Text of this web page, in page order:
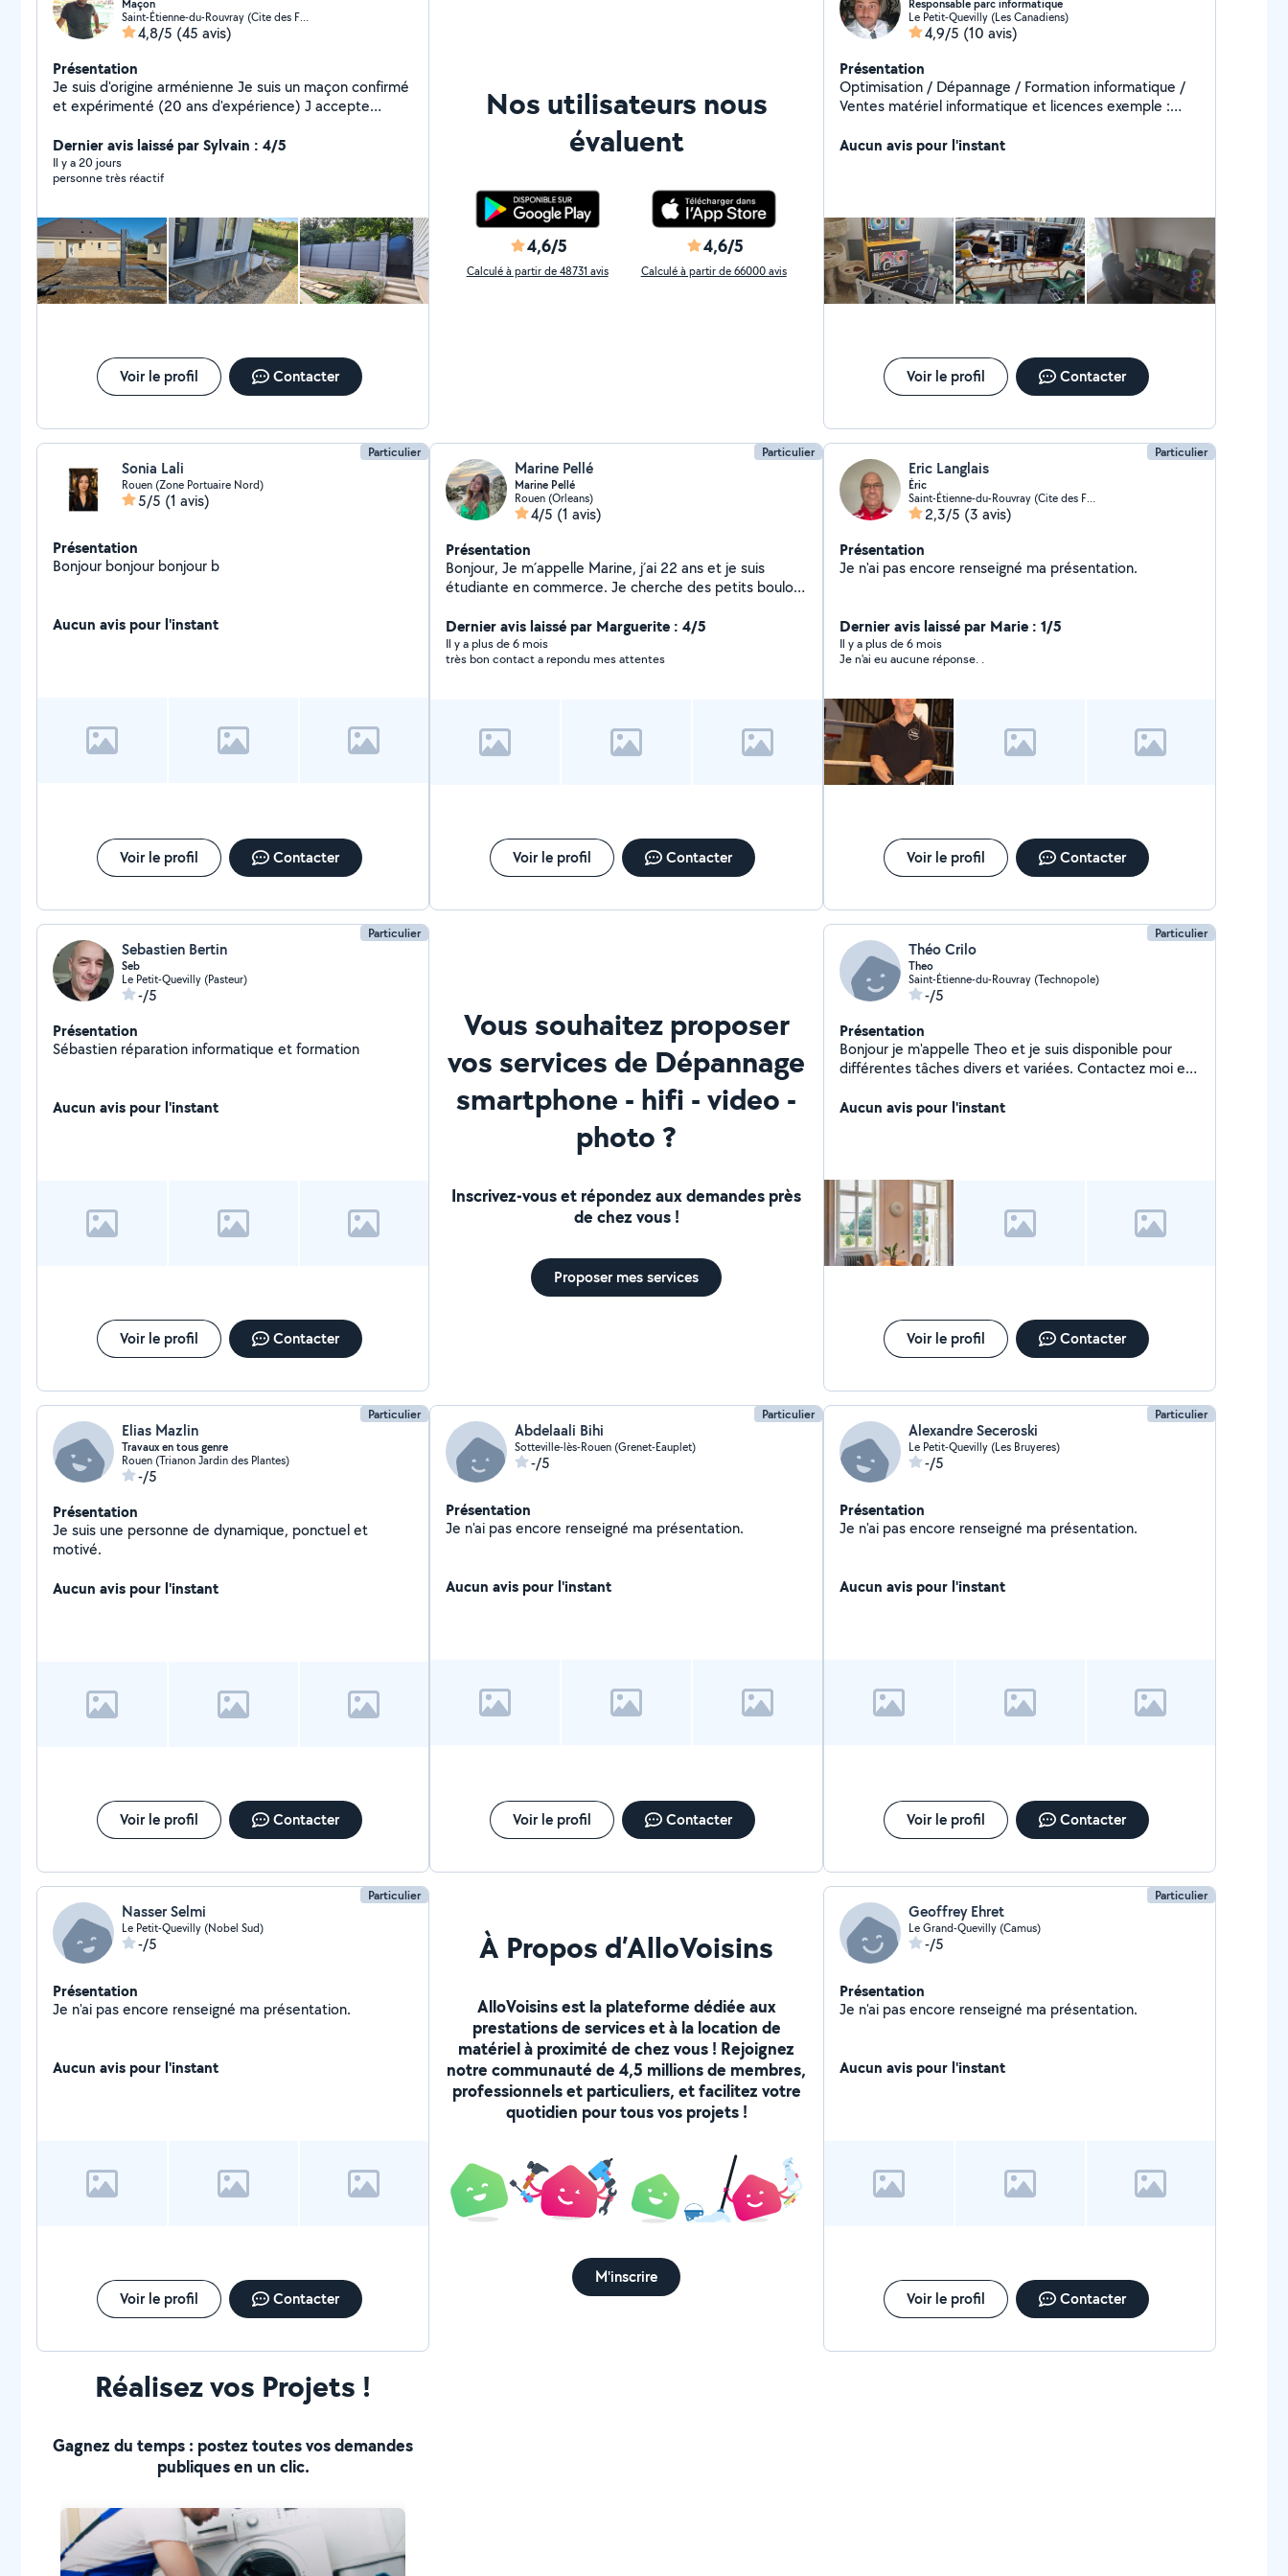
Maçon
Saint-Étienne-du-Rouvray (Cite des Familles)
4,8/5 (45 avis)
Présentation
Je suis d'origine arménienne Je suis un maçon confirmé
et expérimenté (20 ans d'expérience) J accepte
disponible et réactif A bientôt!
Dernier avis laissé par Sylvain : 4/5
Il y a 20 jours
personne très réactif
Voir le profil Contacter
Nos utilisateurs nous
évaluent
4,6/5
Calculé à partir de 48731 avis
4,6/5
Calculé à partir de 66000 avis
Responsable parc informatique
Le Petit-Quevilly (Les Canadiens)
4,9/5 (10 avis)
Présentation
Optimisation / Dépannage / Formation informatique /
Ventes matériel informatique et licences exemple :
etc... Je me tiens à votre entière disposition.
Aucun avis pour l'instant
Voir le profil Contacter
Particulier
Sonia Lali
Rouen (Zone Portuaire Nord)
5/5 (1 avis)
Présentation
Bonjour bonjour bonjour b
Aucun avis pour l'instant
Voir le profil Contacter
Particulier
Marine Pellé
Marine Pellé
Rouen (Orleans)
4/5 (1 avis)
Présentation
Bonjour, Je m´appelle Marine, j´ai 22 ans et je suis
étudiante en commerce. Je cherche des petits boulots
Dernier avis laissé par Marguerite : 4/5
Il y a plus de 6 mois
très bon contact a repondu mes attentes
Voir le profil Contacter
Particulier
Eric Langlais
Éric
Saint-Étienne-du-Rouvray (Cite des Familles)
2,3/5 (3 avis)
Présentation
Je n'ai pas encore renseigné ma présentation.
Dernier avis laissé par Marie : 1/5
Il y a plus de 6 mois
Je n'ai eu aucune réponse. .
Voir le profil Contacter
Particulier
Sebastien Bertin
Seb
Le Petit-Quevilly (Pasteur)
-/5
Présentation
Sébastien réparation informatique et formation
Aucun avis pour l'instant
Voir le profil Contacter
Vous souhaitez proposer
vos services de Dépannage
smartphone - hifi - video -
photo ?
Inscrivez-vous et répondez aux demandes près
de chez vous !
Proposer mes services
Particulier
Théo Crilo
Theo
Saint-Étienne-du-Rouvray (Technopole)
-/5
Présentation
Bonjour je m'appelle Theo et je suis disponible pour
différentes tâches divers et variées. Contactez moi en
Aucun avis pour l'instant
Voir le profil Contacter
Particulier
Elias Mazlin
Travaux en tous genre
Rouen (Trianon Jardin des Plantes)
-/5
Présentation
Je suis une personne de dynamique, ponctuel et
motivé.
Aucun avis pour l'instant
Voir le profil Contacter
Particulier
Abdelaali Bihi
Sotteville-lès-Rouen (Grenet-Eauplet)
-/5
Présentation
Je n'ai pas encore renseigné ma présentation.
Aucun avis pour l'instant
Voir le profil Contacter
Particulier
Alexandre Seceroski
Le Petit-Quevilly (Les Bruyeres)
-/5
Présentation
Je n'ai pas encore renseigné ma présentation.
Aucun avis pour l'instant
Voir le profil Contacter
Particulier
Nasser Selmi
Le Petit-Quevilly (Nobel Sud)
-/5
Présentation
Je n'ai pas encore renseigné ma présentation.
Aucun avis pour l'instant
Voir le profil Contacter
À Propos d’AlloVoisins
AlloVoisins est la plateforme dédiée aux
prestations de services et à la location de
matériel à proximité de chez vous ! Rejoignez
notre communauté de 4,5 millions de membres,
professionnels et particuliers, et facilitez votre
quotidien pour tous vos projets !
M'inscrire
Particulier
Geoffrey Ehret
Le Grand-Quevilly (Camus)
-/5
Présentation
Je n'ai pas encore renseigné ma présentation.
Aucun avis pour l'instant
Voir le profil Contacter
Réalisez vos Projets !
Gagnez du temps : postez toutes vos demandes
publiques en un clic.